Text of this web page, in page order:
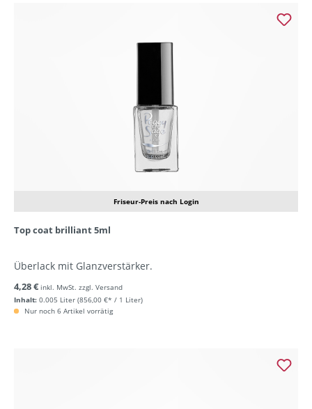
Friseur-Preis nach Login
Top coat brilliant 5ml
Überlack mit Glanzverstärker.
Inhalt: 0.005 Liter (856,00 €* / 1 Liter)
4,28 € inkl. MwSt. zzgl. Versand
Nur noch 6 Artikel vorrätig